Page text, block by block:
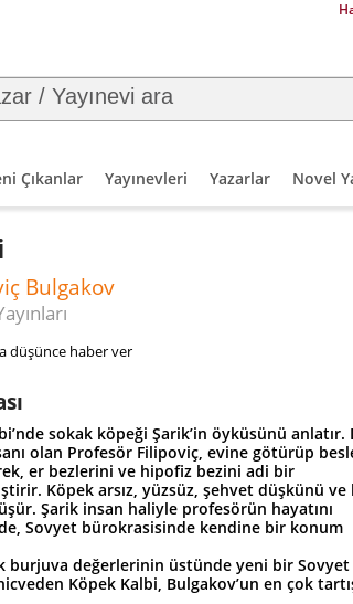
Çıkanlar Yayınevleri Yazarlar Novel
Bulgakov
düşünce haber ver
sokak köpeği Şarik’in öyküsünü anlatır.
olan Profesör Filipoviç, evine götürüp
er bezlerini ve hipofiz bezini adi bir
Köpek arsız, yüzsüz, şehvet düşkünü ve
Şarik insan haliyle profesörün hayatını
Sovyet bürokrasisinde kendine bir konum
burjuva değerlerinin üstünde yeni bir Sovyet
Köpek Kalbi, Bulgakov’un en çok